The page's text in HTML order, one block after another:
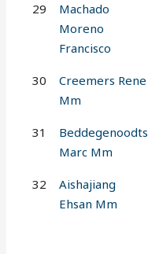
29
Machado
Moreno
Francisco
30
Creemers Rene
Mm
31
Beddegenoodts
Marc Mm
32
Aishajiang
Ehsan Mm